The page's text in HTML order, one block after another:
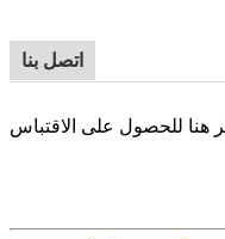
اتصل بنا